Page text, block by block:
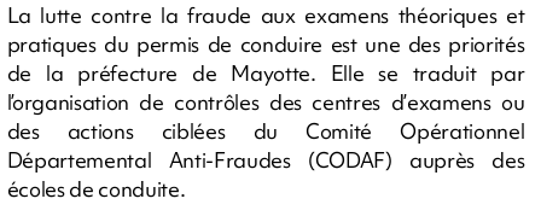
La lutte contre la fraude aux examens théoriques et
pratiques du permis de conduire est une des priorités
de la préfecture de Mayotte. Elle se traduit par
l’organisation de contrôles des centres d’examens ou
des actions ciblées du Comité Opérationnel
Départemental Anti-Fraudes (CODAF) auprès des
écoles de conduite.